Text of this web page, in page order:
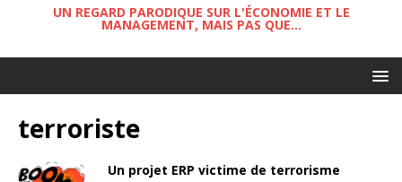
UN REGARD PARODIQUE SUR L'ÉCONOMIE ET LE
MANAGEMENT, MAIS PAS QUE...
terroriste
Un projet ERP victime de terrorisme